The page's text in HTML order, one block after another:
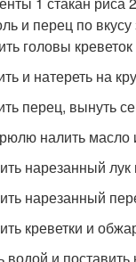
и перец по
головы
и натереть на
перец, вынуть
налить масло
нарезанный лук
нарезанный
креветки и